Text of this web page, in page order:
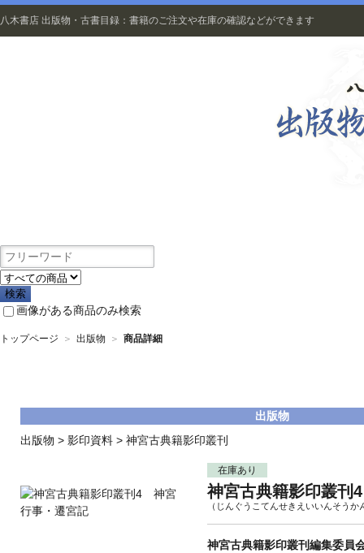
八木書店 出版物・古書目録：書籍のご注文や在庫の確認などができます
画像がある商品のみ検索
トップページ ＞ 出版物 ＞ 商品詳細
出版物
出版物 > 影印資料 > 神宮古典籍影印叢刊
在庫あり
神宮古典籍影印叢
（じんぐうこてんせきえいいんそう
神宮古典籍影印叢刊編集委員